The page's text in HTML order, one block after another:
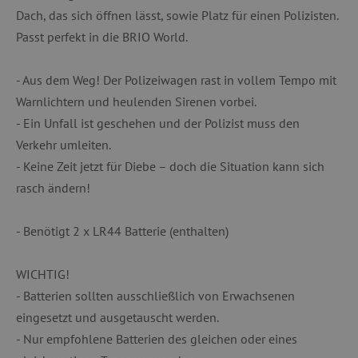
Dach, das sich öffnen lässt, sowie Platz für einen Polizisten.
Passt perfekt in die BRIO World.
- Aus dem Weg! Der Polizeiwagen rast in vollem Tempo mit
Warnlichtern und heulenden Sirenen vorbei.
- Ein Unfall ist geschehen und der Polizist muss den
Verkehr umleiten.
- Keine Zeit jetzt für Diebe – doch die Situation kann sich
rasch ändern!
- Benötigt 2 x LR44 Batterie (enthalten)
WICHTIG!
- Batterien sollten ausschließlich von Erwachsenen
eingesetzt und ausgetauscht werden.
- Nur empfohlene Batterien des gleichen oder eines